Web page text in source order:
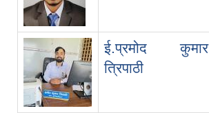
ई.प्रमोद कुमार
त्रिपाठी